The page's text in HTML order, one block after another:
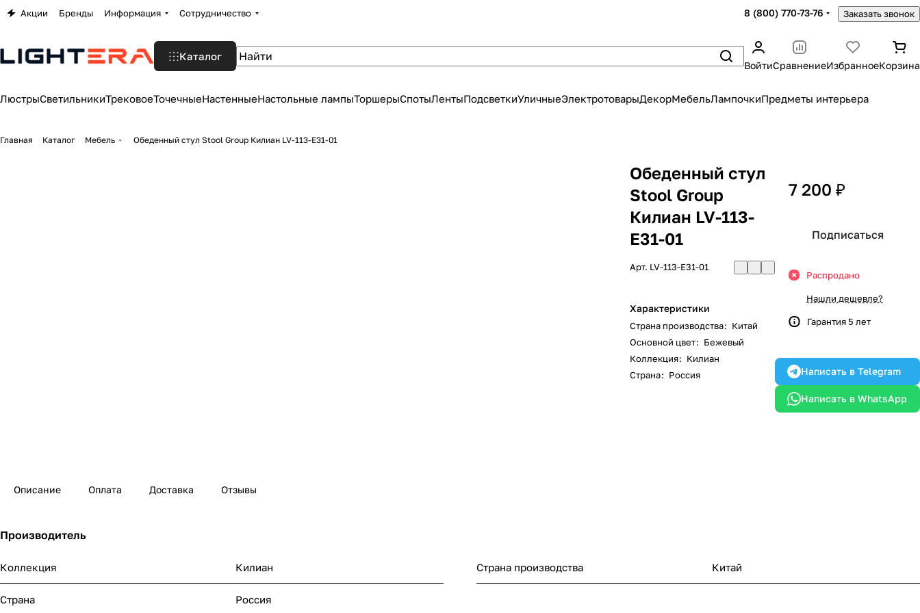
Акции Бренды Информация Сотрудничество 8 (800) 770-73-76 Заказать звонок
Каталог
ВойтиСравнениеИзбранноеКорзина
ЛюстрыСветильникиТрековоеТочечныеНастенныеНастольные лампыТоршерыСпотыЛентыПодсветкиУличныеЭлектротоварыДекорМебельЛампочкиПредметы интерьера
Главная Каталог Мебель Обеденный стул Stool Group Килиан LV-113-E31-01
Обеденный стул
Stool Group
Килиан LV-113-
E31-01
Арт. LV-113-E31-01
Характеристики
Страна производства: Китай
Основной цвет: Бежевый
Коллекция: Килиан
Страна: Россия
7 200 ₽
Подписаться
Распродано
Нашли дешевле?
Гарантия 5 лет
Написать в Telegram
Написать в WhatsApp
Описание Оплата Доставка Отзывы
Производитель
Коллекция Килиан Страна производства Китай
Страна Россия